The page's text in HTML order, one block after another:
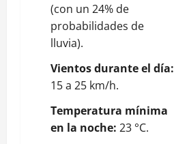
(con un 24% de
probabilidades de
lluvia).
Vientos durante el día:
15 a 25 km/h.
Temperatura mínima
en la noche: 23 °C.